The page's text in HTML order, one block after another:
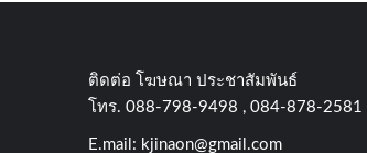
ติดต่อ​ โฆษณา​ ประชาสัมพันธ์
โทร​. 088-798-9498 , 084-878-2581
E.mail: kjinaon@gmail.com